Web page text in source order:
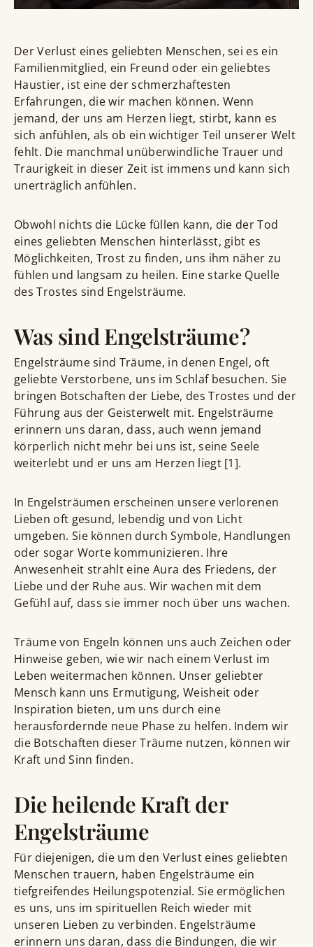
Der Verlust eines geliebten Menschen, sei es ein
Familienmitglied, ein Freund oder ein geliebtes
Haustier, ist eine der schmerzhaftesten
Erfahrungen, die wir machen können. Wenn
jemand, der uns am Herzen liegt, stirbt, kann es
sich anfühlen, als ob ein wichtiger Teil unserer Welt
fehlt. Die manchmal unüberwindliche Trauer und
Traurigkeit in dieser Zeit ist immens und kann sich
unerträglich anfühlen.
Obwohl nichts die Lücke füllen kann, die der Tod
eines geliebten Menschen hinterlässt, gibt es
Möglichkeiten, Trost zu finden, uns ihm näher zu
fühlen und langsam zu heilen. Eine starke Quelle
des Trostes sind Engelsträume.
Was sind Engelsträume?
Engelsträume sind Träume, in denen Engel, oft
geliebte Verstorbene, uns im Schlaf besuchen. Sie
bringen Botschaften der Liebe, des Trostes und der
Führung aus der Geisterwelt mit. Engelsträume
erinnern uns daran, dass, auch wenn jemand
körperlich nicht mehr bei uns ist, seine Seele
weiterlebt und er uns am Herzen liegt [1].
In Engelsträumen erscheinen unsere verlorenen
Lieben oft gesund, lebendig und von Licht
umgeben. Sie können durch Symbole, Handlungen
oder sogar Worte kommunizieren. Ihre
Anwesenheit strahlt eine Aura des Friedens, der
Liebe und der Ruhe aus. Wir wachen mit dem
Gefühl auf, dass sie immer noch über uns wachen.
Träume von Engeln können uns auch Zeichen oder
Hinweise geben, wie wir nach einem Verlust im
Leben weitermachen können. Unser geliebter
Mensch kann uns Ermutigung, Weisheit oder
Inspiration bieten, um uns durch eine
herausfordernde neue Phase zu helfen. Indem wir
die Botschaften dieser Träume nutzen, können wir
Kraft und Sinn finden.
Die heilende Kraft der
Engelsträume
Für diejenigen, die um den Verlust eines geliebten
Menschen trauern, haben Engelsträume ein
tiefgreifendes Heilungspotenzial. Sie ermöglichen
es uns, uns im spirituellen Reich wieder mit
unseren Lieben zu verbinden. Engelsträume
erinnern uns daran, dass die Bindungen, die wir